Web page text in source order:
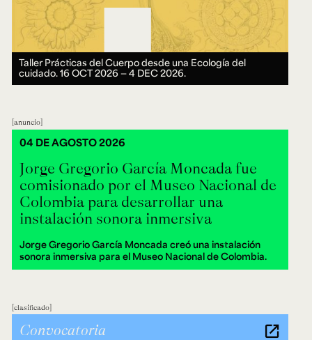
Taller Prácticas del Cuerpo desde una Ecología del
cuidado.16 OCT 2026 ― 4 DEC 2026.
anuncio
Jorge Gregorio García Moncada fue
comisionado por el Museo Nacional de
Colombia para desarrollar una
instalación sonora inmersiva
Jorge Gregorio García Moncada creó una instalación
sonora inmersiva para el Museo Nacional de Colombia.
04 DE AGOSTO 2026
clasificado
Convocatoria